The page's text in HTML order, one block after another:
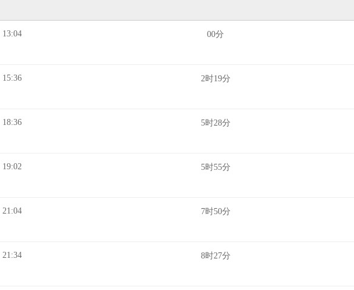
13:04 00分
15:36 2时19分
18:36 5时28分
19:02 5时55分
21:04 7时50分
21:34 8时27分